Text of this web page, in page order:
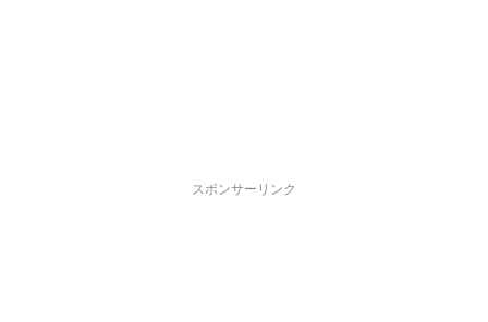
スポンサーリンク